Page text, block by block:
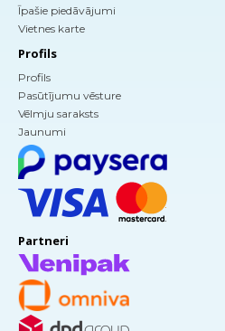
Īpašie piedāvājumi
Vietnes karte
Profils
Profils
Pasūtījumu vēsture
Vēlmju saraksts
Jaunumi
Partneri